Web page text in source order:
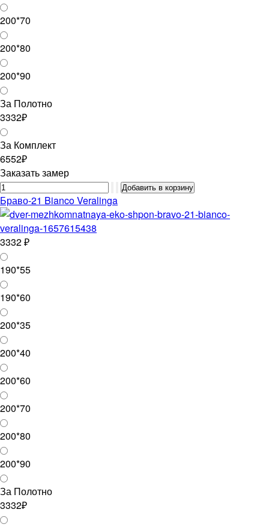
200*70
200*80
200*90
За Полотно
3332₽
За Комплект
6552₽
Заказать замер
Браво-21 Bianco Veralinga
3332 ₽
190*55
190*60
200*35
200*40
200*60
200*70
200*80
200*90
За Полотно
3332₽